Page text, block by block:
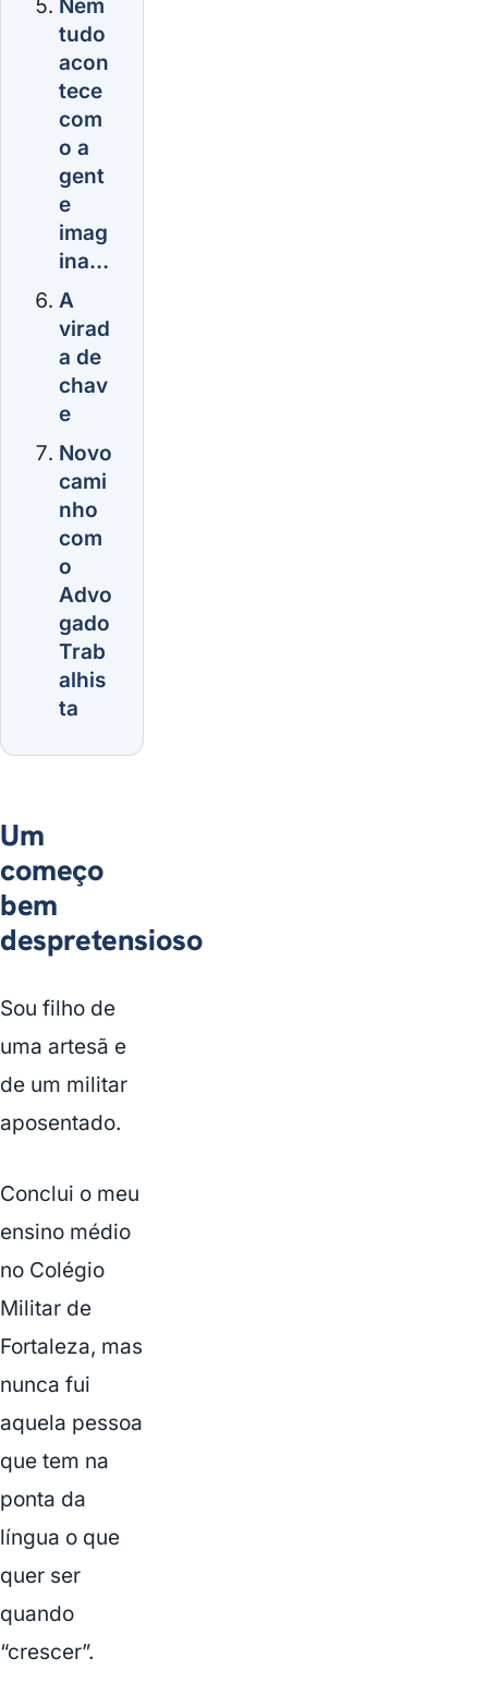
Nem
tudo
acon
tece
com
o a
gent
e
imag
ina…
A
virad
a de
chav
e
Novo
cami
nho
com
o
Advo
gado
Trab
alhis
ta
Um
começo
bem
despretensioso
Sou filho de
uma artesã e
de um militar
aposentado.
Conclui o meu
ensino médio
no Colégio
Militar de
Fortaleza, mas
nunca fui
aquela pessoa
que tem na
ponta da
língua o que
quer ser
quando
“crescer”.